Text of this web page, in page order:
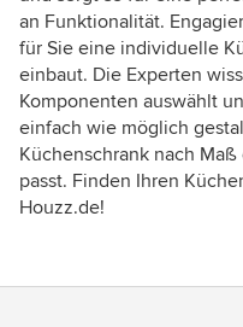
an Funktionalität.
für Sie eine individuelle
einbaut. Die Experten
Komponenten auswählt
einfach wie möglich
Küchenschrank nach
passt. Finden Ihren
Houzz.de!